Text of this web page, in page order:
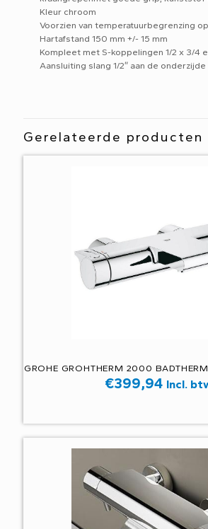
Kleur chroom
Voorzien van temperatuurbegrenzing
Hartafstand 150 mm +/- 15 mm
Kompleet met S-koppelingen 1/2 x 3/4
Aansluiting slang 1/2″ aan de onderzijde
Gerelateerde producten
GROHE GROHTHERM 2000
€399,94 Incl.